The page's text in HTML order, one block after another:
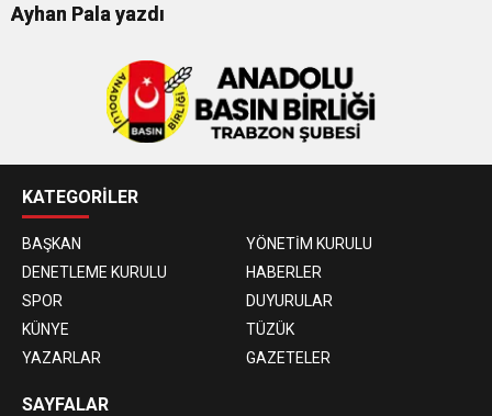
Ayhan Pala yazdı
KATEGORİLER
BAŞKAN
YÖNETİM KURULU
DENETLEME KURULU
HABERLER
SPOR
DUYURULAR
KÜNYE
TÜZÜK
YAZARLAR
GAZETELER
SAYFALAR